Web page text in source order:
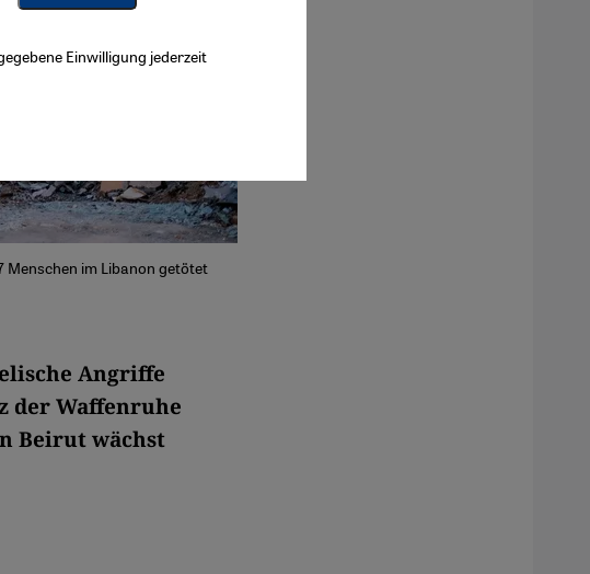
Menschen im Libanon getötet
Angriffe
der Waffenruhe
Beirut wächst
Einwilligung jederzeit